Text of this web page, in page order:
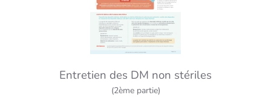
Entretien des DM non stériles
(2ème partie)